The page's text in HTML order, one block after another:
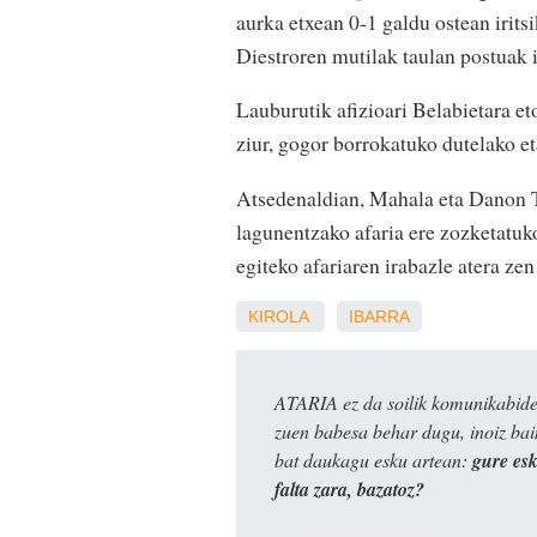
aurka etxean 0-1 galdu ostean
Diestroren mutilak taulan postuak
Lauburutik afizioari Belabietara
ziur, gogor borrokatuko dutelako
Atsedenaldian, Mahala eta
lagunentzako afaria ere
egiteko afariaren irabazle atera
KIROLA IBARRA
ATARIA ez da soilik
zuen babesa behar dugu, inoiz
bat daukagu esku artean: gure
falta zara, bazatoz?